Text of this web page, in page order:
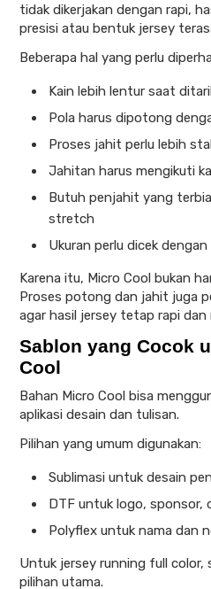
tidak dikerjakan dengan rapi,
presisi atau bentuk jersey
Beberapa hal yang perlu
Kain lebih lentur saat
Pola harus dipotong
Proses jahit perlu lebih
Jahitan harus mengikuti
Butuh penjahit yang
stretch
Ukuran perlu dicek
Karena itu, Micro Cool bukan
Proses potong dan jahit juga
agar hasil jersey tetap rapi dan
Sablon yang Cocok
Cool
Bahan Micro Cool bisa
aplikasi desain dan tulisan.
Pilihan yang umum digunakan:
Sublimasi untuk desain
DTF untuk logo, sponsor,
Polyflex untuk nama dan
Untuk jersey running full color,
pilihan utama.